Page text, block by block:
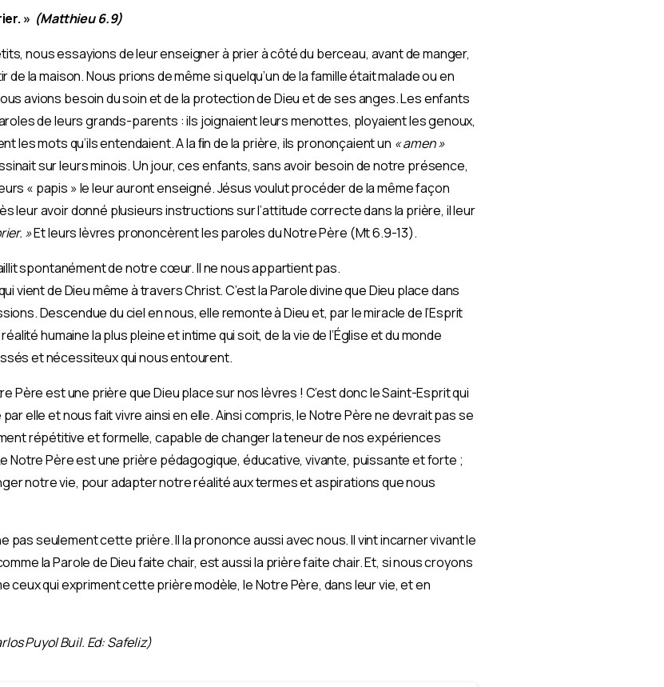
» (Matthieu 6.9)
nous essayions de leur enseigner à prier à côté du berceau, avant de manger,
la maison. Nous prions de même si quelqu’un de la famille était malade ou en
avions besoin du soin et de la protection de Dieu et de ses anges.Les enfants
de leurs grands-parents : ils joignaient leurs menottes, ployaient les genoux,
les mots qu’ils entendaient. A la ﬁn de la prière, ils prononçaient un « amen »
sur leurs minois. Un jour, ces enfants, sans avoir besoin de notre présence,
« papis » le leur auront enseigné. Jésus voulut procéder de la même façon
leur avoir donné plusieurs instructions sur l’attitude correcte dans la prière, il leur
»Et leurs lèvres prononcèrent les paroles du Notre Père (Mt 6.9-13).
spontanément de notre cœur. Il ne nous appartient pas.
vient de Dieu même à travers Christ. C’est la Parole divine que Dieu place dans
Descendue du ciel en nous, elle remonte à Dieu et, par le miracle de l’Esprit
humaine la plus pleine et intime qui soit, de la vie de l’Église et du monde
et nécessiteux qui nous entourent.
Père est une prière que Dieu place sur nos lèvres ! C’est donc le Saint-Esprit qui
elle et nous fait vivre ainsi en elle. Ainsi compris, le Notre Père ne devrait pas se
répétitive et formelle, capable de changer la teneur de nos expériences
Notre Père est une prière pédagogique, éducative, vivante, puissante et forte ;
notre vie, pour adapter notre réalité aux termes et aspirations que nous
pas seulement cette prière. Il la prononce aussi avec nous. Il vint incarner vivant le
la Parole de Dieu faite chair, est aussi la prière faite chair. Et, si nous croyons
ceux qui expriment cette prière modèle, le Notre Père, dans leur vie, et en
Puyol Buil. Ed: Safeliz)